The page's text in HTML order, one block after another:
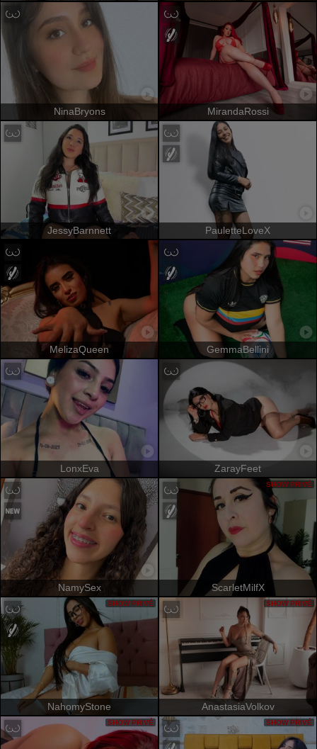
NinaBryons MirandaRossi
JessyBarnnett PauletteLoveX
MelizaQueen GemmaBellini
LonxEva ZarayFeet
NamySex ScarletMilfX
SHOW PRIVÉ
NahomyStone
SHOW PRIVÉ
AnastasiaVolkov
SHOW PRIVÉ
SHOW PRIVÉ SHOW PRIVÉ